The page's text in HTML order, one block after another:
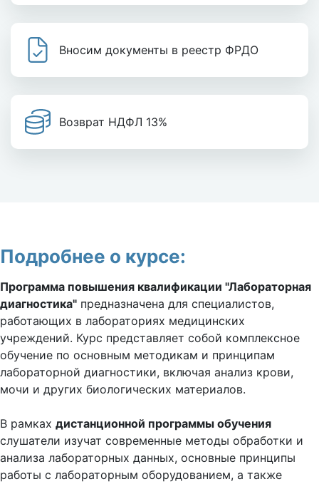
Вносим документы в реестр ФРДО
Возврат НДФЛ 13%
Подробнее о курсе:
Программа повышения квалификации "Лабораторная
диагностика" предназначена для специалистов,
работающих в лабораториях медицинских
учреждений. Курс представляет собой комплексное
обучение по основным методикам и принципам
лабораторной диагностики, включая анализ крови,
мочи и других биологических материалов.
В рамках дистанционной программы обучения
слушатели изучат современные методы обработки и
анализа лабораторных данных, основные принципы
работы с лабораторным оборудованием, а также